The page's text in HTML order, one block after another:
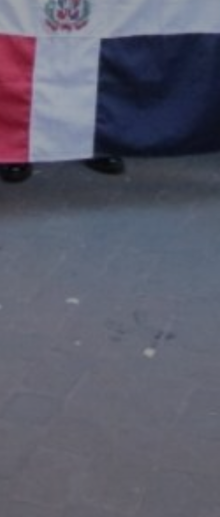
Don't miss out!
Sing up for our newsletter to stay in the